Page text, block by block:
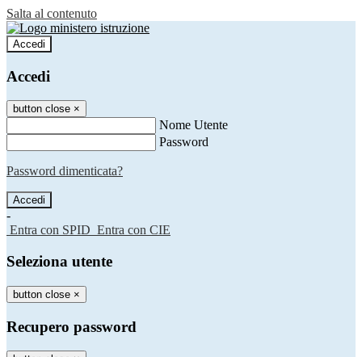
Salta al contenuto
Accedi
Accedi
button close ×
Nome Utente
Password
Password dimenticata?
-
Entra con SPID Entra con CIE
Seleziona utente
button close ×
Recupero password